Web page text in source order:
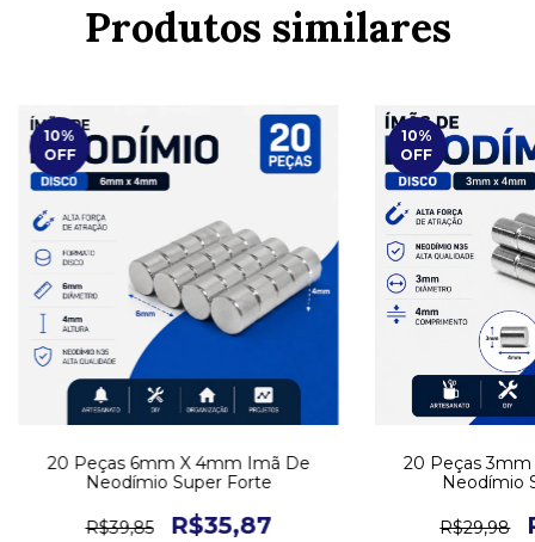
Produtos similares
10%
OFF
20 Peças 6mm X 4mm Imã De
Neodímio Super Forte
R$39,85 R$35,87
10%
OFF
20 Peças
Neodímio
R$29,98